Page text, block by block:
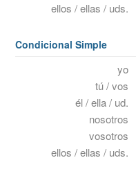
ellos / ellas / uds.
Condicional Simple
yo
tú / vos
él / ella / ud.
nosotros
vosotros
ellos / ellas / uds.